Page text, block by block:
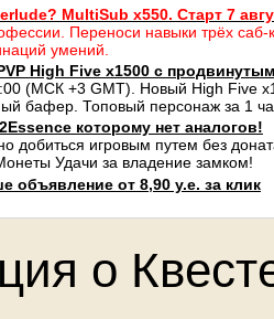
MultiSub x550. Старт 7
Переноси навыки трёх саб-
умений.
High Five x1500 с
(МСК +3 GMT). Новый High Five
бафер. Топовый персонаж за 1
которому нет аналогов!
добиться игровым путем без
Удачи за владение замком!
объявление от 8,90 у.е. за клик
о